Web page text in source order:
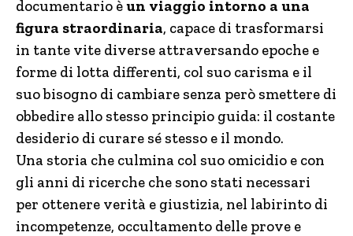
documentario èun viaggio intorno a una
figura straordinaria, capace di trasformarsi
in tante vite diverse attraversando epoche e
forme di lotta differenti, col suo carisma e il
suo bisogno di cambiare senza però smettere di
obbedire allo stesso principio guida: il costante
desiderio di curare sé stesso e il mondo.
Una storia che culmina col suo omicidio e con
gli anni di ricerche che sono stati necessari
per ottenere verità e giustizia, nel labirinto di
incompetenze, occultamento delle prove e